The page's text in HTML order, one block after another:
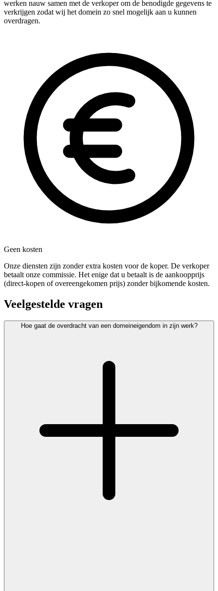
werken nauw samen met de verkoper om de benodigde gegevens te
verkrijgen zodat wij het domein zo snel mogelijk aan u kunnen
overdragen.
Geen kosten
Onze diensten zijn zonder extra kosten voor de koper. De verkoper
betaalt onze commissie. Het enige dat u betaalt is de aankoopprijs
(direct-kopen of overeengekomen prijs) zonder bijkomende kosten.
Veelgestelde vragen
Hoe gaat de overdracht van een domeineigendom in zijn werk?